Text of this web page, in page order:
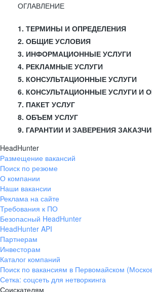
ОГЛАВЛЕНИЕ
1. ТЕРМИНЫ И ОПРЕДЕЛЕНИЯ
2. ОБЩИЕ УСЛОВИЯ
3. ИНФОРМАЦИОННЫЕ УСЛУГИ
4. РЕКЛАМНЫЕ УСЛУГИ
5. КОНСУЛЬТАЦИОННЫЕ УСЛУГИ
6. КОНСУЛЬТАЦИОННЫЕ УСЛУГИ И
7. ПАКЕТ УСЛУГ
8. ОБЪЕМ УСЛУГ
9. ГАРАНТИИ И ЗАВЕРЕНИЯ
HeadHunter
Размещение вакансий
Поиск по резюме
О компании
Наши вакансии
Реклама на сайте
Требования к ПО
Безопасный HeadHunter
HeadHunter API
Партнерам
Инвесторам
Каталог компаний
Поиск по вакансиям в Первомайском
Сетка: соцсеть для нетворкинга
Соискателям